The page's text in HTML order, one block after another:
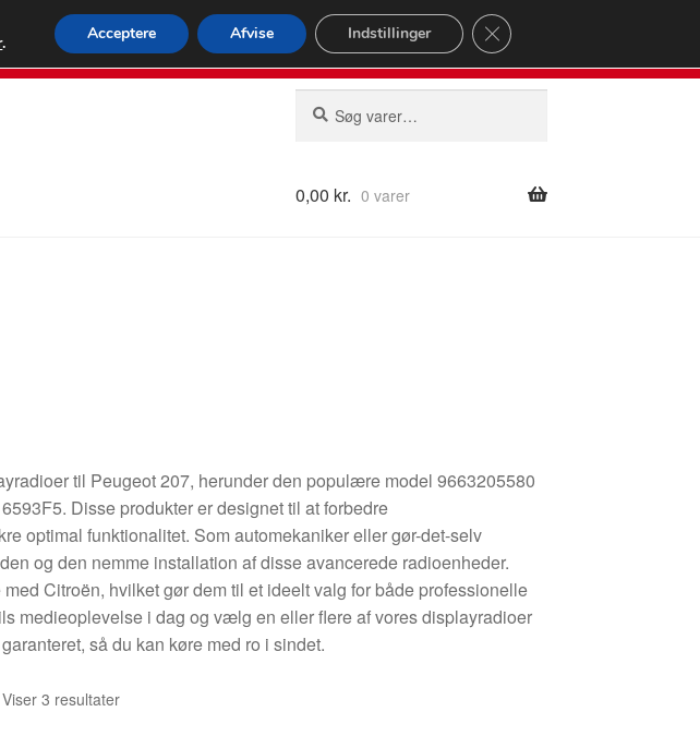
FEDEX verdensomspændende forsendelse
80 82 72 02Man-fre 9-16
efter:
0,00 kr. 0 varer
til Peugeot 207, herunder den populære model 9663205580
Disse produkter er designet til at forbedre
optimal funktionalitet. Som automekaniker eller gør-det-selv
og den nemme installation af disse avancerede radioenheder.
Citroën, hvilket gør dem til et ideelt valg for både professionelle
medieoplevelse i dag og vælg en eller flere af vores displayradioer
så du kan køre med ro i sindet.
Viser 3 resultaterSorteret
. Acceptere Afvise Indstillinger Close GDPR Cookie Banner